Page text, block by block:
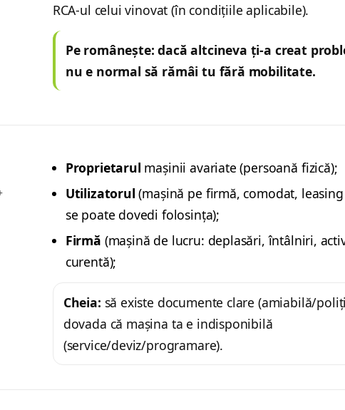
RCA-ul celui vinovat (în condițiile aplicabile).
Pe românește: dacă altcineva ți-a creat
nu e normal să rămâi tu fără mobilitate.
Proprietarul mașinii avariate (persoană fizică);
Utilizatorul (mașină pe firmă, comodat,
se poate dovedi folosința);
Firmă (mașină de lucru: deplasări, întâlniri,
curentă);
Cheia: să existe documente clare (amiabilă/
dovada că mașina ta e indisponibilă
(service/deviz/programare).